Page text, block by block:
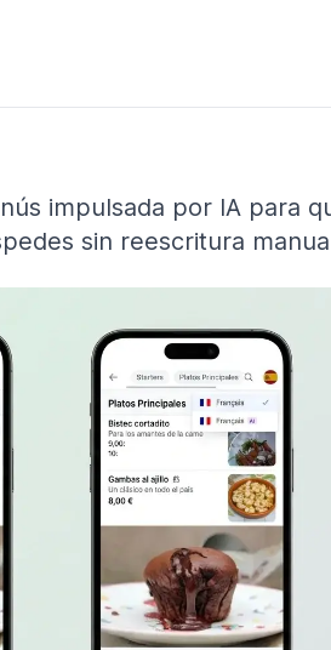
impulsada por IA para
sin reescritura